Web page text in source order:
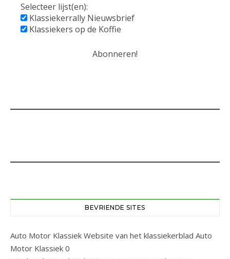
Selecteer lijst(en):
Klassiekerrally Nieuwsbrief
Klassiekers op de Koffie
BEVRIENDE SITES
Auto Motor Klassiek Website van het klassiekerblad Auto
Motor Klassiek 0